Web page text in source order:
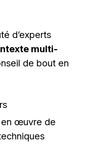
d’experts
multi-
de bout en
en œuvre de